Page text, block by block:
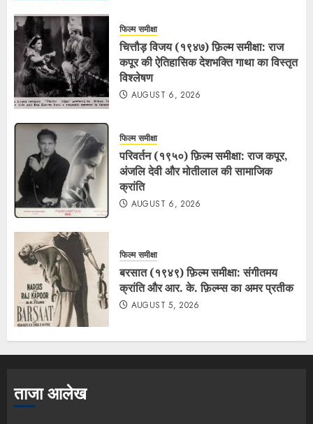
फिल्म समीक्षा
चित्तौड़ विजय (१९४७) फ़िल्म समीक्षा: राज
कपूर की ऐतिहासिक देशभक्ति गाथा का विस्तृत
विश्लेषण
AUGUST 6, 2026
फिल्म समीक्षा
परिवर्तन (१९५०) फ़िल्म समीक्षा: राज कपूर,
अंजलि देवी और मोतीलाल की सामाजिक
क्रांति
AUGUST 6, 2026
फिल्म समीक्षा
बरसात (१९४९) फ़िल्म समीक्षा: संगीतमय
क्रांति और आर. के. फ़िल्म्स का अमर प्रतीक
AUGUST 5, 2026
ताजा आलेख